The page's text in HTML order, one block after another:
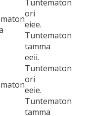
Tuntematon
ori
eiee.
Tuntematon
tamma
eeii.
Tuntematon
ori
eeie.
Tuntematon
tamma